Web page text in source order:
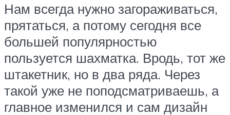
Нам всегда нужно загораживаться,
прятаться, а потому сегодня все
большей популярностью
пользуется шахматка. Вродь, тот же
штакетник, но в два ряда. Через
такой уже не поподсматриваешь, а
главное изменился и сам дизайн